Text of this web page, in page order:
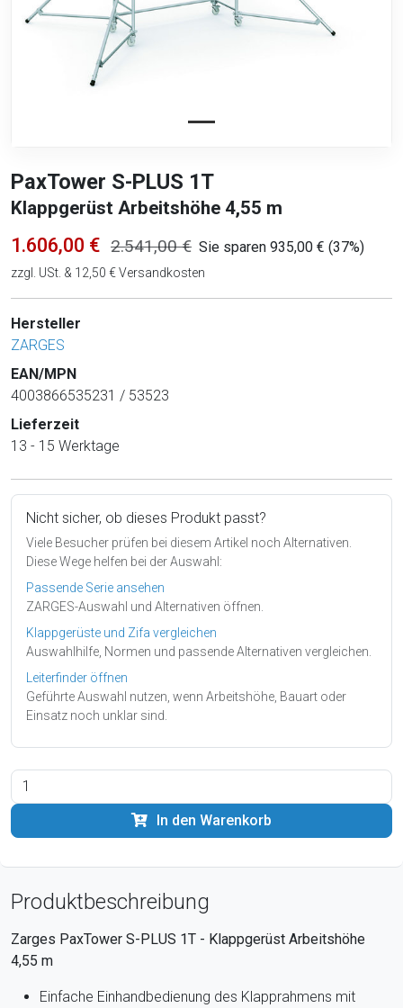
PaxTower S-PLUS 1T
Klappgerüst Arbeitshöhe 4,55 m
1.606,00 € 2.541,00 € Sie sparen 935,00 € (37%)
zzgl. USt. & 12,50 € Versandkosten
Hersteller
ZARGES
EAN/MPN
4003866535231 / 53523
Lieferzeit
13 - 15 Werktage
Nicht sicher, ob dieses Produkt passt?
Viele Besucher prüfen bei diesem Artikel noch Alternativen.
Diese Wege helfen bei der Auswahl:
Passende Serie ansehen
ZARGES-Auswahl und Alternativen öffnen.
Klappgerüste und Zifa vergleichen
Auswahlhilfe, Normen und passende Alternativen vergleichen.
Leiterfinder öffnen
Geführte Auswahl nutzen, wenn Arbeitshöhe, Bauart oder
Einsatz noch unklar sind.
In den Warenkorb
Produktbeschreibung
Zarges PaxTower S-PLUS 1T - Klappgerüst Arbeitshöhe
4,55 m
Einfache Einhandbedienung des Klapprahmens mit